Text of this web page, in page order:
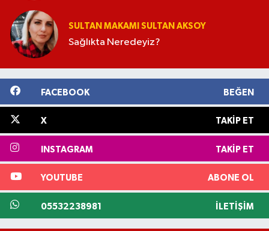
SULTAN MAKAMI SULTAN AKSOY
Sağlıkta Neredeyiz?
FACEBOOK BEĞEN
X TAKIP ET
INSTAGRAM TAKIP ET
YOUTUBE ABONE OL
05532238981 İLETIŞIM